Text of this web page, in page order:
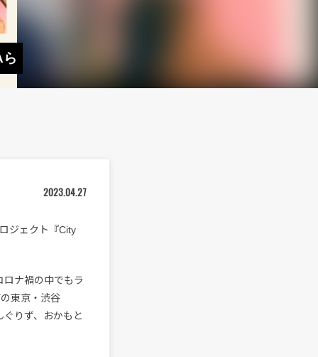
2023.04.27
ジェクト『City
ナ禍の中でもラ
東京・渋谷
りず、おかもと